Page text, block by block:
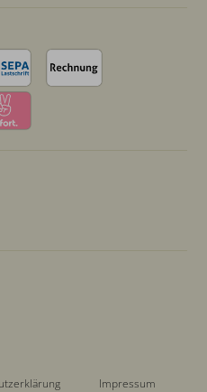
Impressum